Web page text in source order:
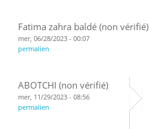
Fatima zahra baldé (non vérifié)
mer, 06/28/2023 - 00:07
permalien
ABOTCHI (non vérifié)
mer, 11/29/2023 - 08:56
permalien